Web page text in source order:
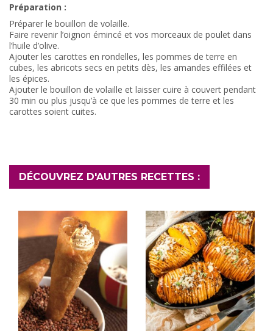
Préparation :
Préparer le bouillon de volaille.
Faire revenir l’oignon émincé et vos morceaux de poulet dans
l’huile d’olive.
Ajouter les carottes en rondelles, les pommes de terre en
cubes, les abricots secs en petits dès, les amandes effilées et
les épices.
Ajouter le bouillon de volaille et laisser cuire à couvert pendant
30 min ou plus jusqu’à ce que les pommes de terre et les
carottes soient cuites.
DÉCOUVREZ D'AUTRES RECETTES :